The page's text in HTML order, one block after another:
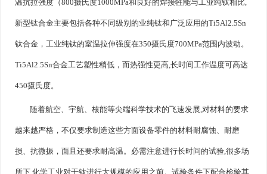
温抗拉强度（800摄氏度1000MPa和良好的焊接牲能与工业纯钛相比,
新型钛合金主要包括各种不同级别的业纯钛和广泛应用的Ti5Al2.5Sn
钛合金，工业纯钛的室温拉伸强度在350摄氏度700MPa范围内波动。
Ti5Al2.5Sn合金工艺塑性稍低，而热强性更高,长时间工作温度可高达
450摄氏度。
随着航空、宇航、核能等尖端科学技术的飞速发展,对材料的要求
越来越严格，不仅要求制造这些方面设备零件的材料耐腐蚀、耐磨
损、抗微振，面且还要求耐髙温。必需注意进行长时间的试验,很多场